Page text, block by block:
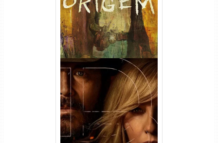
Rancho Dutton 1ª
Temporada Torrent (2026)
WEB-DL 1080p Dual Áudio